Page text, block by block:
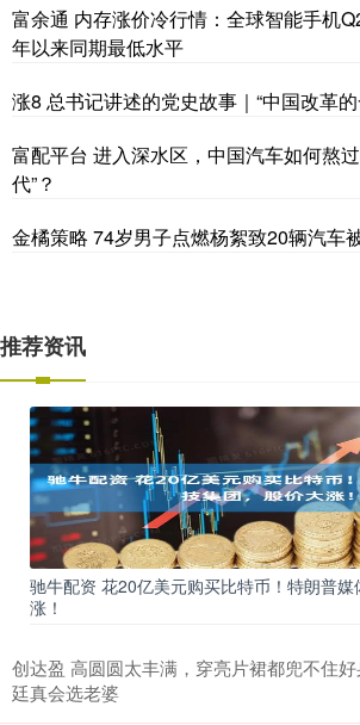
富余通 内存涨价冷行情：全球智能手机
年以来同期最低水平
涨8 总书记讲述的党史故事｜“中国改革
富配平台 进入深水区，中国汽车如何熬
代”？
金橘策略 74岁男子点燃杨絮致20辆汽车
推荐资讯
驰牛配资 花20亿美元购买比特币！特朗普
涨！
创达盈 高圆圆太丰满，穿亮片裙都兜不住
廷真会选老婆